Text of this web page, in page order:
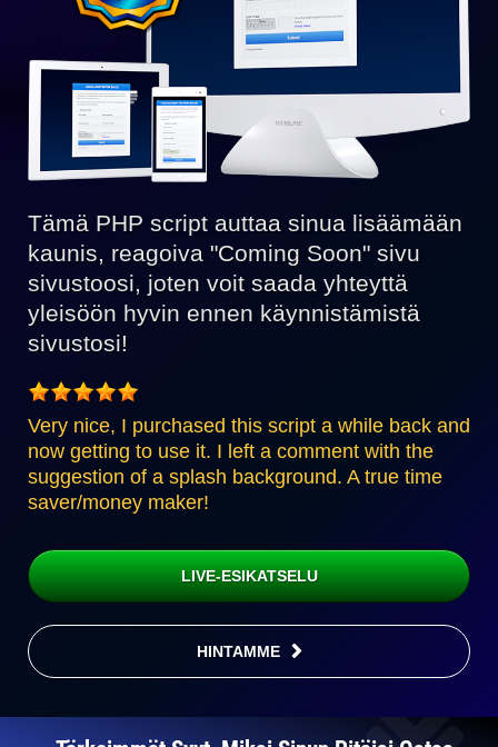
Tämä PHP script auttaa sinua lisäämään
kaunis, reagoiva "Coming Soon" sivu
sivustoosi, joten voit saada yhteyttä
yleisöön hyvin ennen käynnistämistä
sivustosi!
Very nice, I purchased this script a while back and
now getting to use it. I left a comment with the
suggestion of a splash background. A true time
saver/money maker!
LIVE-ESIKATSELU
HINTAMME